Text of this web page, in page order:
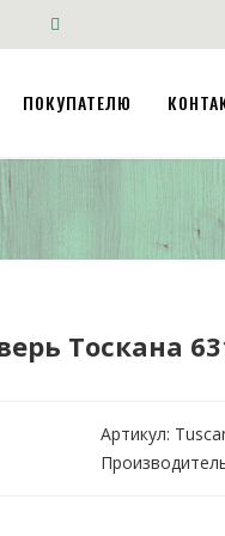
ПОКУПАТЕЛЮ
Тоскана
Артикул: